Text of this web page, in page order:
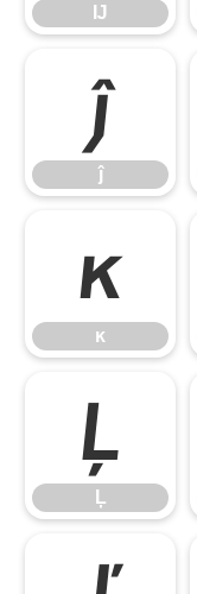
Ĳ
ĵ
ĵ
ĸ
ĸ
Ļ
Ļ